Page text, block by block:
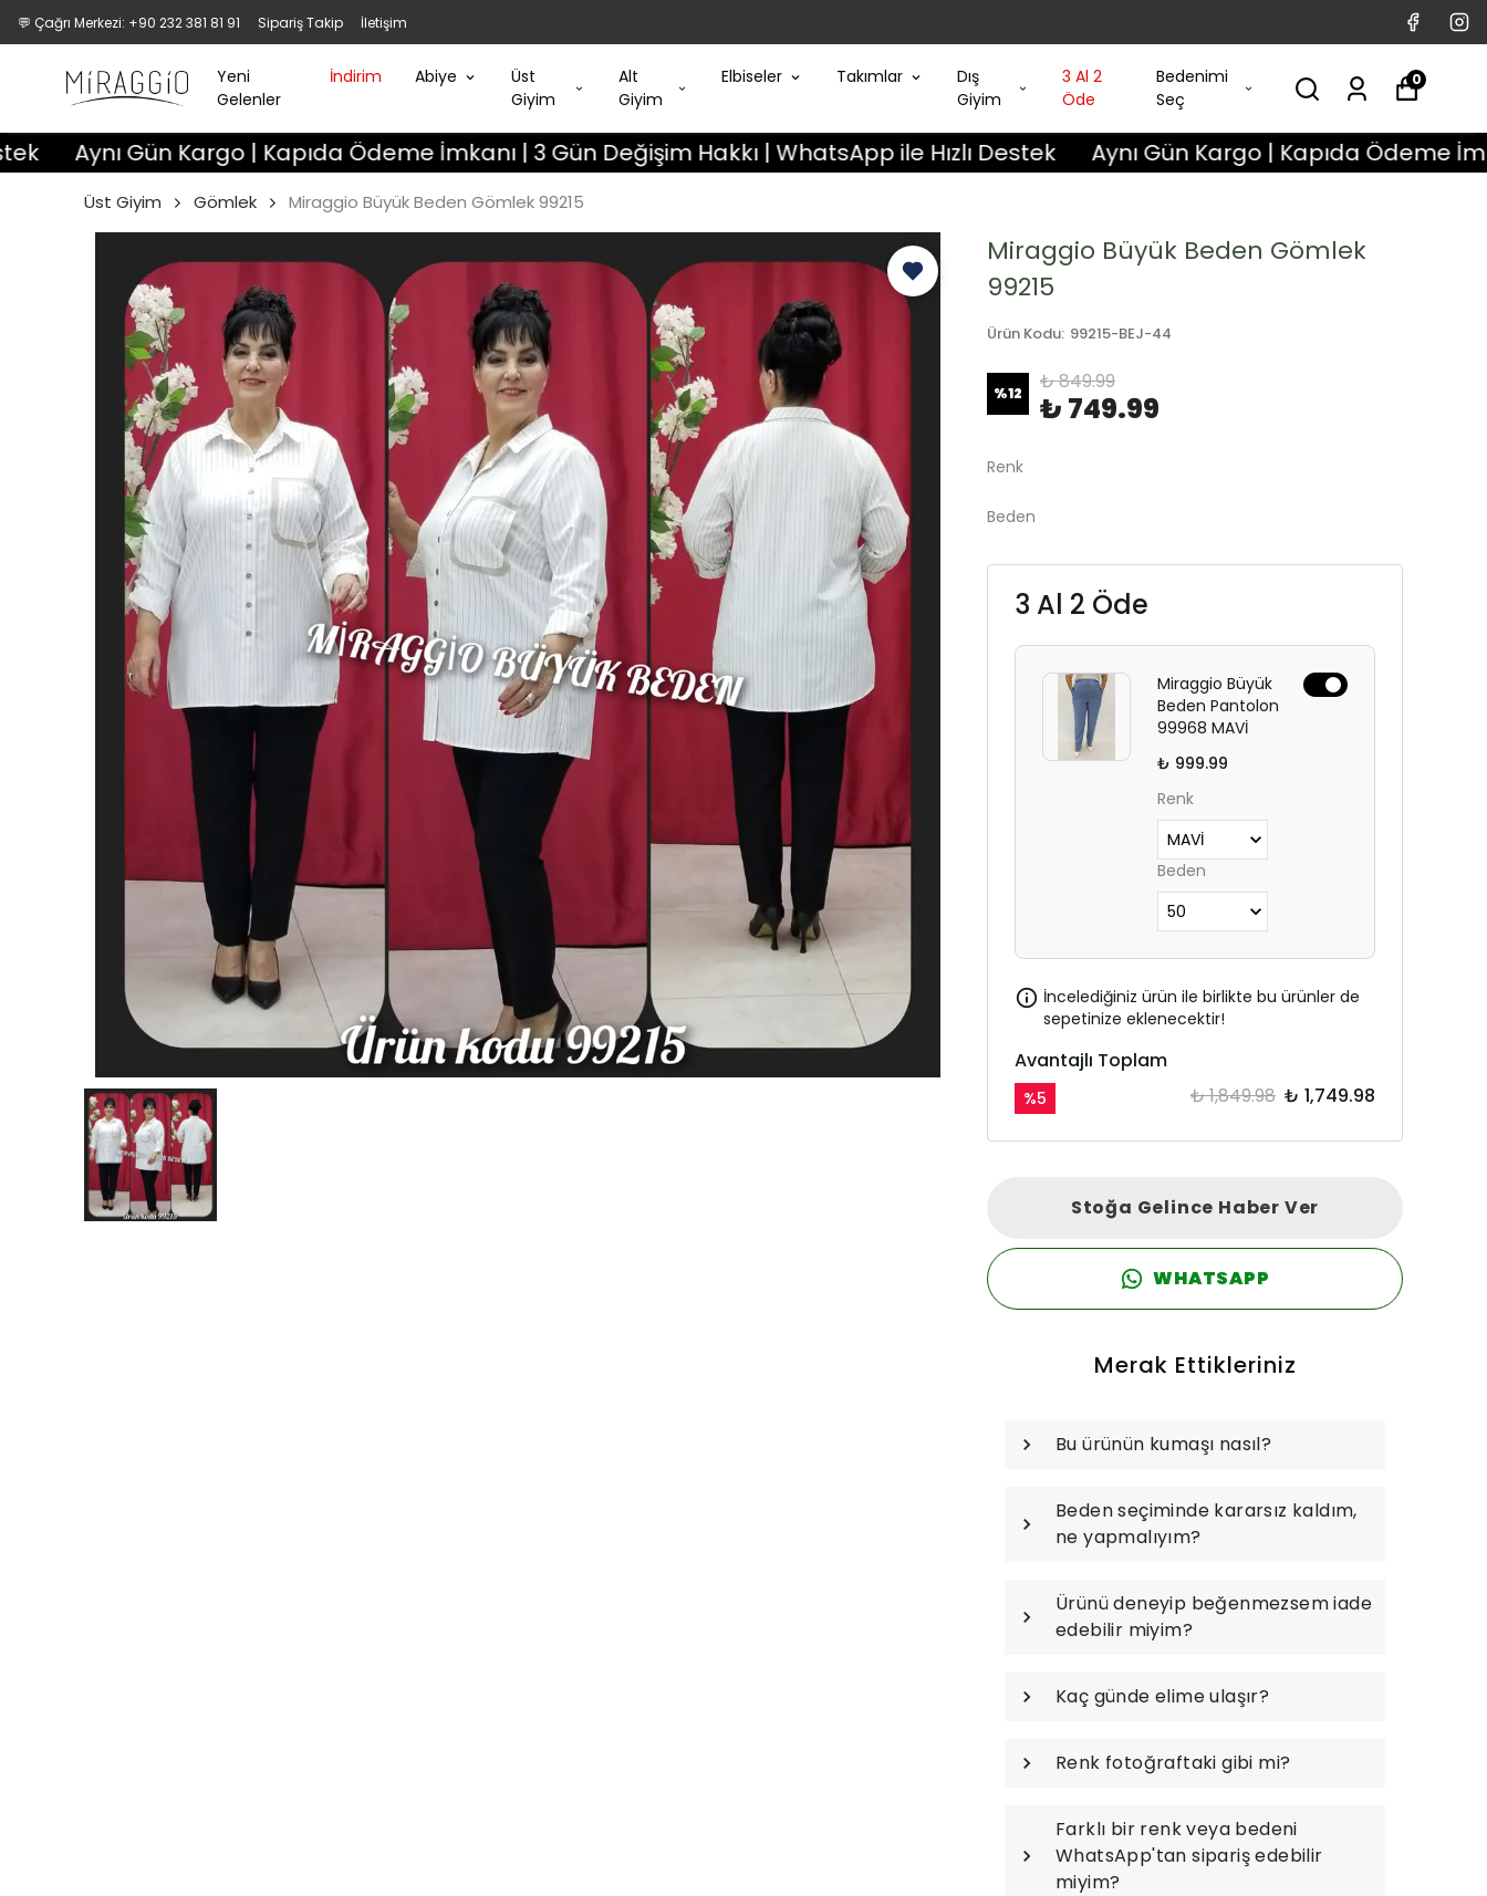
💬 Çağrı Merkezi: +90 232 381 81 91 Sipariş Takip İletişim
Yeni
Gelenler
İndirim Abiye
Üst
Giyim
Alt
Giyim
Elbiseler Takımlar
Dış
Giyim
3 Al 2
Öde
Bedenimi
Seç
0
Gün Kargo | Kapıda Ödeme İmkanı | 3 Gün Değişim Hakkı | WhatsApp ile Hızlı Destek Aynı Gün Kargo | Kapıda Ödeme İmkanı | 3
Üst Giyim Gömlek Miraggio Büyük Beden Gömlek 99215
Miraggio Büyük Beden Gömlek
99215
Ürün Kodu: 99215-BEJ-44
%12 ₺ 849.99
₺ 749.99
Renk
Beden
3 Al 2 Öde
Miraggio Büyük
Beden Pantolon
99968 MAVİ
₺ 999.99
Renk
Beden
İncelediğiniz ürün ile birlikte bu ürünler de
sepetinize eklenecektir!
Avantajlı Toplam
%5 ₺ 1,849.98 ₺ 1,749.98
Stoğa Gelince Haber Ver
WHATSAPP
Merak Ettikleriniz
Bu ürünün kumaşı nasıl?
Beden seçiminde kararsız kaldım,
ne yapmalıyım?
Ürünü deneyip beğenmezsem iade
edebilir miyim?
Kaç günde elime ulaşır?
Renk fotoğraftaki gibi mi?
Farklı bir renk veya bedeni
WhatsApp'tan sipariş edebilir
miyim?